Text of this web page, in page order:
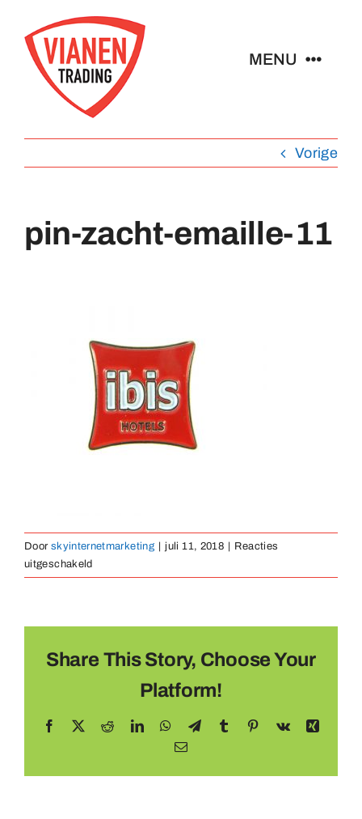
naar
inhoud
MENU
Pins
Schlüsselanhänger
Vorige
pin-zacht-emaille-11
Door skyinternetmarketing | juli 11, 2018 | Reacties
uitgeschakeldvoor
pin-
Share This Story, Choose Your
Platform!
Facebook RedditLinkedInWhatsApp
TelegramTumblr Pinterest
Vk
Xing
E-